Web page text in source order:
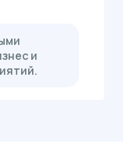
и